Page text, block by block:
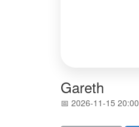
Gareth
📅 2026-11-15 20:00